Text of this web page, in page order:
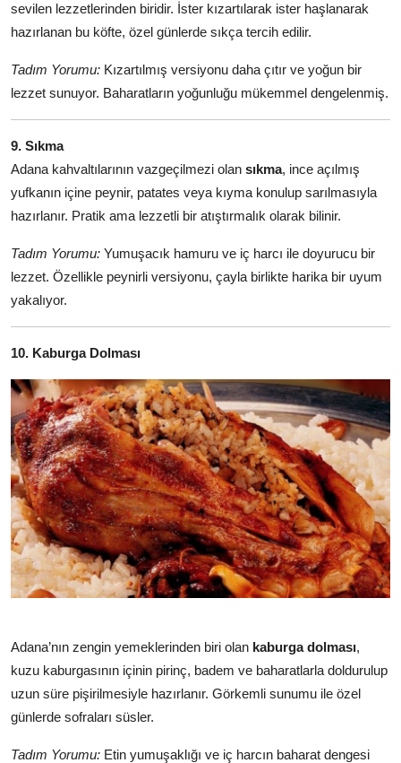
sevilen lezzetlerinden biridir. İster kızartılarak ister haşlanarak
hazırlanan bu köfte, özel günlerde sıkça tercih edilir.
Tadım Yorumu: Kızartılmış versiyonu daha çıtır ve yoğun bir
lezzet sunuyor. Baharatların yoğunluğu mükemmel dengelenmiş.
9. Sıkma
Adana kahvaltılarının vazgeçilmezi olan sıkma, ince açılmış
yufkanın içine peynir, patates veya kıyma konulup sarılmasıyla
hazırlanır. Pratik ama lezzetli bir atıştırmalık olarak bilinir.
Tadım Yorumu: Yumuşacık hamuru ve iç harcı ile doyurucu bir
lezzet. Özellikle peynirli versiyonu, çayla birlikte harika bir uyum
yakalıyor.
10. Kaburga Dolması
Adana’nın zengin yemeklerinden biri olan kaburga dolması,
kuzu kaburgasının içinin pirinç, badem ve baharatlarla doldurulup
uzun süre pişirilmesiyle hazırlanır. Görkemli sunumu ile özel
günlerde sofraları süsler.
Tadım Yorumu: Etin yumuşaklığı ve iç harcın baharat dengesi